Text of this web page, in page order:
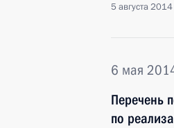
5 августа
6 мая
Перечень
по